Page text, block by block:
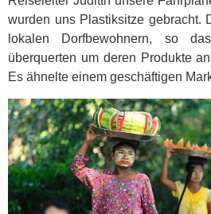
wurden uns Plastiksitze gebracht.
lokalen Dorfbewohnern, so
überquerten um deren Produkte
Es ähnelte einem geschäftigen